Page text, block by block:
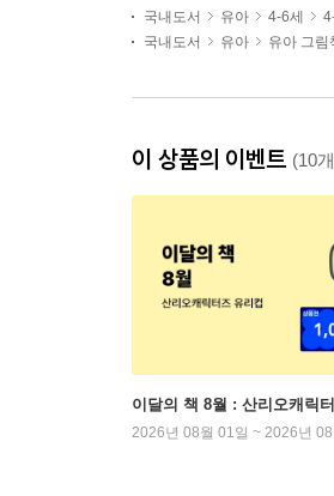
국내도서 유아 4-6세
국내도서
유아 유아 그림
이 상품의 이벤트 (10
이달의 책 8월 : 산리오캐릭
2026년 08월 01일 ~ 2026년 08